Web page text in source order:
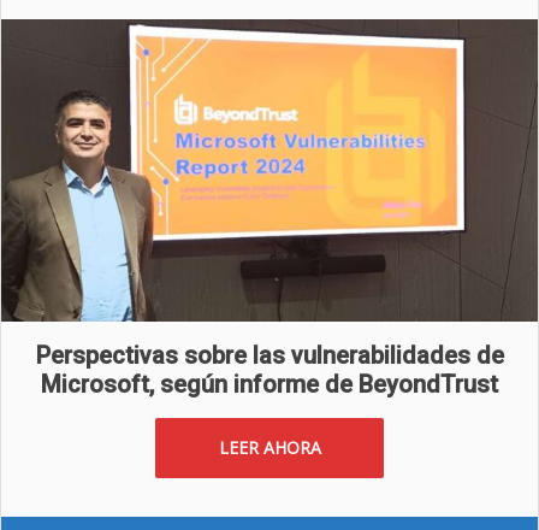
Perspectivas sobre las vulnerabilidades de
Microsoft, según informe de BeyondTrust
LEER AHORA